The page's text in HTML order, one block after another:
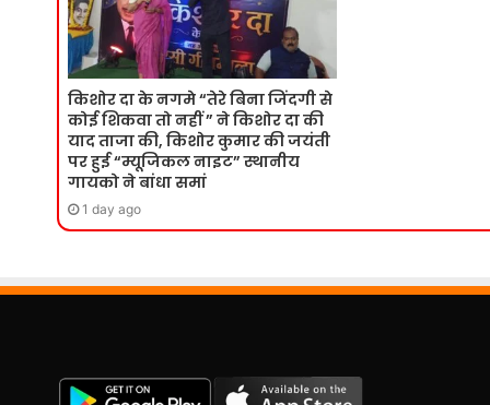
किशोर दा के नगमे “तेरे बिना जिंदगी से
कोई शिकवा तो नहीं ” ने किशोर दा की
याद ताजा की, किशोर कुमार की जयंती
पर हुई “म्यूजिकल नाइट” स्थानीय
गायको ने बांधा समां
1 day ago